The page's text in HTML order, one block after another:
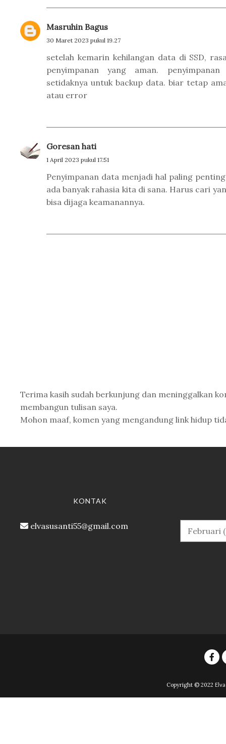
Masruhin Bagus
30 Maret 2023 pukul 19.27
setelah kemarin kehilangan data di SSD,
penyimpanan yang aman.
setidaknya untuk backup data. biar tetap
atau error
Goresan hati
1 April 2023 pukul 17.51
Penyimpanan data menjadi hal paling
ada banyak rahasia kita di sana. Harus cari
bisa dijaga keamanannya.
Terima kasih sudah berkunjung dan meninggalkan
membangun tulisan saya.
Mohon maaf, komen yang mengandung link hidup
KONTAK
elvasusanti55@gmail.com
Copyright © 2022